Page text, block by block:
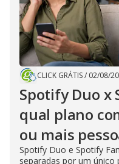
CLICK GRÁTIS/ 02/08/
Spotify Duo x
qual plano
ou mais
Spotify Duo e Spotify
separadas por um